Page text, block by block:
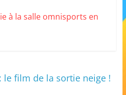
p
à la salle omnisports en
: le film de la sortie neige !